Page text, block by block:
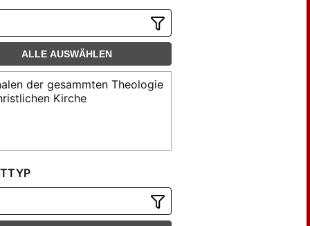
ALLE AUSWÄHLEN
der gesammten Theologie
Kirche